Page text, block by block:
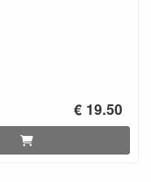
€ 19.50